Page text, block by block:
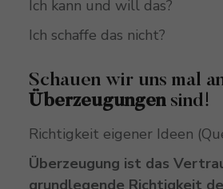
Ich kann und will das?
Ich schaffe das nicht?
Schauen wir uns mal
Überzeugungensind!
Richtigkeit eigener Ideen
Überzeugung ist das
grundlegende Richtigkeit